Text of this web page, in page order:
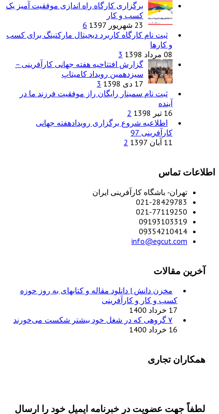
برگزاری کارگاه راه اندازی موفقیت آمیز یک
کسب و کار
23 شهریور 1397
6
ثبت نام کارگاه کاربرد دیجیتال مارکتینگ برای کسب
و کارها
08 مرداد 1398
3
گزارش افتتاحیه هفته جهانی کارآفرینی –
سیزدهمین رویداد کامیتاپ
17 دی 1398
3
ثبت نام سمینار رایگان راز موفقیت فرزند ما در
آینده
16 تیر 1398
2
اطلاعیه شروع برگزاری رویدادهفته جهانی
کارآفرینی 97
11 آبان 1397
2
اطلاعات تماس
تهران- باشگاه کارآفرینی ایران
021-28429783
021-77119250
09193103319
09354210414
info@egcut.com
آخرین مقالات
مخزن دانش | دانلود مقاله و کتابهای به روز حوزه
کسب و کار و کارآفرینی
17 خرداد 1400
۷ گروهی که در شغل خود بیشتر شکست می‌خورند
16 خرداد 1400
همکاران تجاری
لطفاً جهت عضویت در خبرنامه ایمیل خود را ارسال